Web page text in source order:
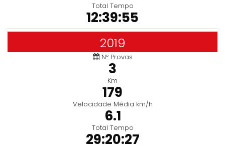
Total Tempo
12:39:55
2019
Nº Provas
3
Km
179
Velocidade Média km/h
6.1
Total Tempo
29:20:27